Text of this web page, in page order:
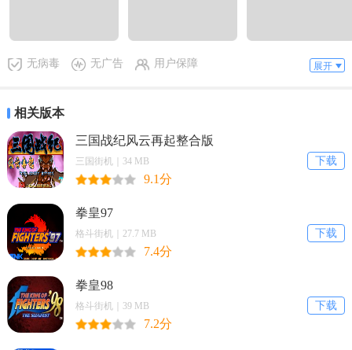
部上榜作品均标注更新状态与主演人员信息。
官方介绍
松的了解到最热泰剧以及其他影视资源，深度剖析经典影视内容，让
你追看的任何影视剧都不容错过。
APP特色
1、汇集的电视剧多，同步更新各大泰剧电视台，满足各种用户的观影
需求；
2、均是高清正版电视影视，给用户更极致的观影体验，播放更流畅。
3、可关注收藏自己喜欢的影视，播放进度自动记录，有更新手机推送
提醒。
无病毒 无广告 用户保障 展开
相关版本
三国战纪风云再起整合版
下载
三国街机｜34 MB
9.1分
拳皇97
下载
格斗街机｜27.7 MB
7.4分
拳皇98
下载
格斗街机｜39 MB
7.2分